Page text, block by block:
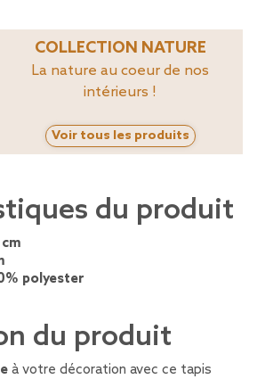
COLLECTION NATURE
La nature au coeur de nos
intérieurs !
Voir tous les produits
du produit
polyester
du produit
à votre décoration avec ce tapis